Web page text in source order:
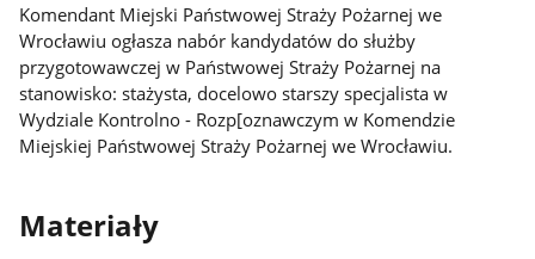
Komendant Miejski Państwowej Straży Pożarnej we
Wrocławiu ogłasza nabór kandydatów do służby
przygotowawczej w Państwowej Straży Pożarnej na
stanowisko: stażysta, docelowo starszy specjalista w
Wydziale Kontrolno - Rozp[oznawczym w Komendzie
Miejskiej Państwowej Straży Pożarnej we Wrocławiu.
Materiały